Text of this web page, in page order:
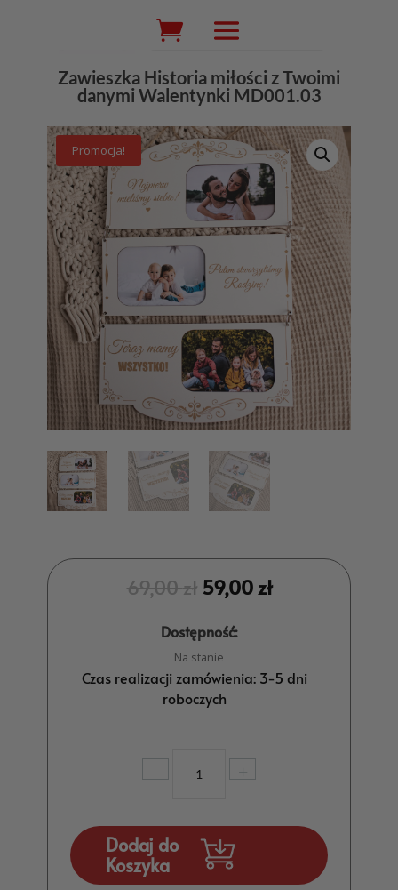
Wyszukiwarka
produktów
Zawieszka Historia miłości z Twoimi
danymi Walentynki MD001.03
Promocja!
69,00zł 59,00zł
Dostępność:
Na stanie
Czas realizacji zamówienia: 3-5 dni
roboczych
-
Zawieszka
z
Twoimi
danymi
+
Dodaj do
Koszyka